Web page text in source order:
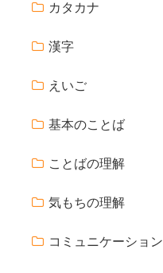
カタカナ
漢字
えいご
基本のことば
ことばの理解
気もちの理解
コミュニケーション